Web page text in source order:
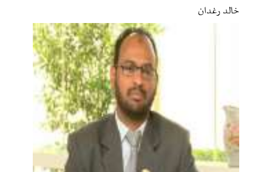
خالد رغدان